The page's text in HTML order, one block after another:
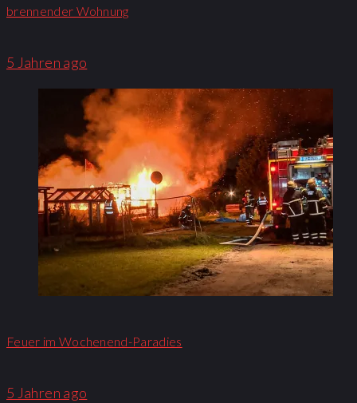
brennender Wohnung​
5 Jahren ago
Feuer im Wochenend-Paradies
5 Jahren ago